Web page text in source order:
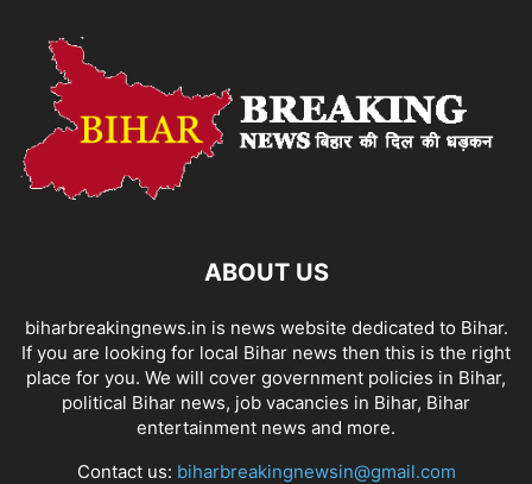
ABOUT US
biharbreakingnews.in is news website dedicated to Bihar.
If you are looking for local Bihar news then this is the right
place for you. We will cover government policies in Bihar,
political Bihar news, job vacancies in Bihar, Bihar
entertainment news and more.
Contact us: biharbreakingnewsin@gmail.com